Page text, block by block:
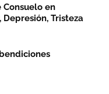
Consuelo en
Depresión, Tristeza